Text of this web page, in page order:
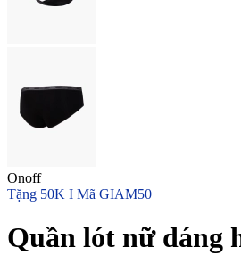
Onoff
Tặng 50K I Mã GIAM50
Quần lót nữ dáng